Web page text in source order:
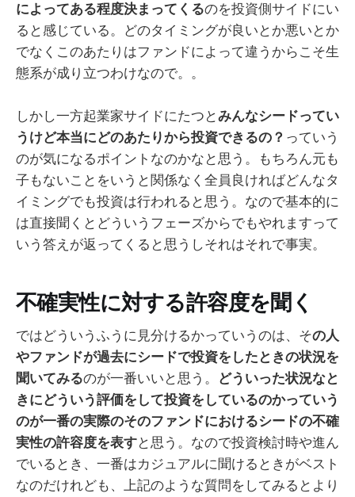
によってある程度決まってくるのを投資側サイドにい
ると感じている。どのタイミングが良いとか悪いとか
でなくこのあたりはファンドによって違うからこそ生
態系が成り立つわけなので。。
しかし一方起業家サイドにたつとみんなシードってい
うけど本当にどのあたりから投資できるの？ っていう
のが気になるポイントなのかなと思う。もちろん元も
子もないことをいうと関係なく全員良ければどんなタ
イミングでも投資は行われると思う。なので基本的に
は直接聞くとどういうフェーズからでもやれますって
いう答えが返ってくると思うしそれはそれで事実。
不確実性に対する許容度を聞く
ではどういうふうに見分けるかっていうのは、その人
やファンドが過去にシードで投資をしたときの状況を
聞いてみるのが一番いいと思う。 どういった状況なと
きにどういう評価をして投資をしているのかっていう
のが一番の実際のそのファンドにおけるシードの不確
実性の許容度を表すと思う。なので投資検討時や進ん
でいるとき、一番はカジュアルに聞けるときがベスト
なのだけれども、上記のような質問をしてみるとより